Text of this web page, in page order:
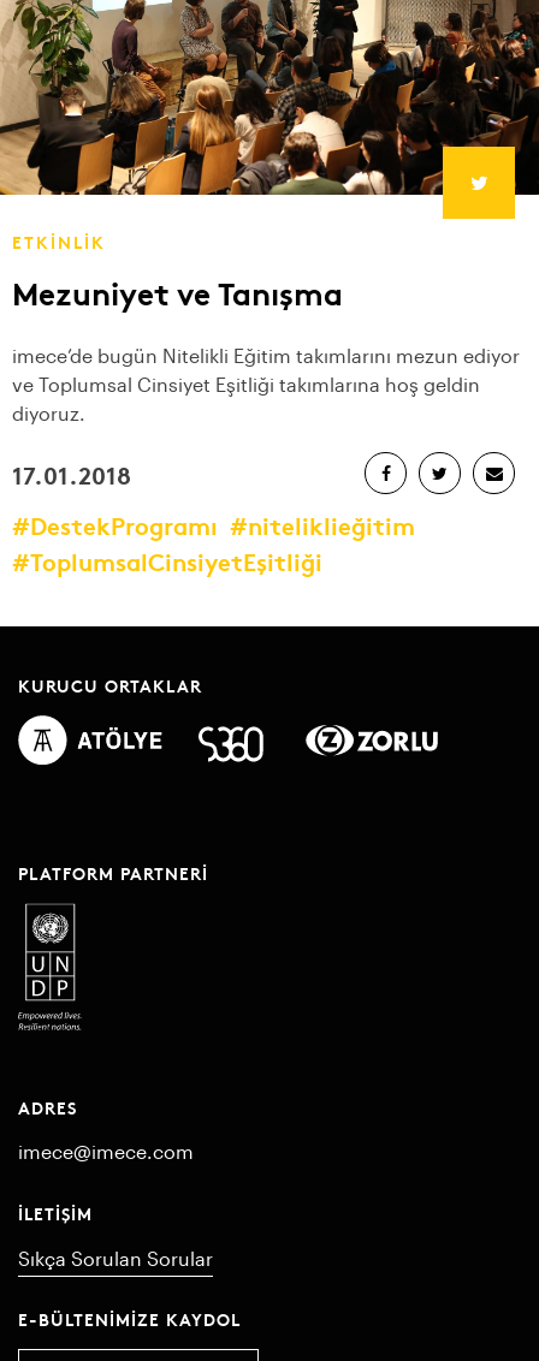
ETKİNLİK
Mezuniyet ve Tanışma
imece’de bugün Nitelikli Eğitim takımlarını mezun ediyor
ve Toplumsal Cinsiyet Eşitliği takımlarına hoş geldin
diyoruz.
17.01.2018
#DestekProgramı #niteliklieğitim
#ToplumsalCinsiyetEşitliği
KURUCU ORTAKLAR
PLATFORM PARTNERI
ADRES
imece@imece.com
İLETIŞIM
Sıkça Sorulan Sorular
E-BÜLTENIMIZE KAYDOL